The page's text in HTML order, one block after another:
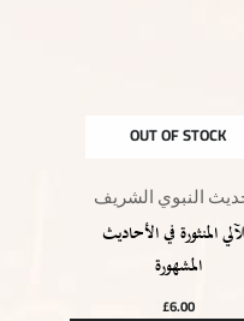
OUT OF STOCK
النبوي الشريف
المنثورة في الأحاديث
المشهورة
£6.00